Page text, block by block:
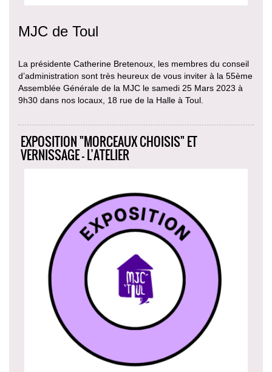
MJC de Toul
La présidente Catherine Bretenoux, les membres du conseil
d’administration sont très heureux de vous inviter à la 55ème
Assemblée Générale de la MJC le samedi 25 Mars 2023 à
9h30 dans nos locaux, 18 rue de la Halle à Toul.
EXPOSITION "MORCEAUX CHOISIS" ET
VERNISSAGE - L’ATELIER